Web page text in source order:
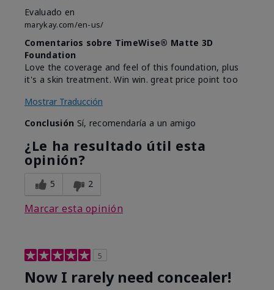
Evaluado en
marykay.com/en-us/
Comentarios sobre TimeWise® Matte 3D
Foundation
Love the coverage and feel of this foundation, plus
it's a skin treatment. Win win. great price point too
Mostrar Traducción
Conclusión Sí, recomendaría a un amigo
¿Le ha resultado útil esta
opinión?
5 2
Marcar esta opinión
5
Now I rarely need concealer!